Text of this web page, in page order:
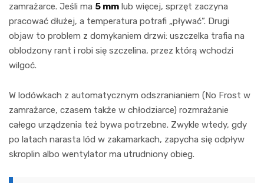
zamrażarce. Jeśli ma 5 mm lub więcej, sprzęt zaczyna
pracować dłużej, a temperatura potrafi „pływać”. Drugi
objaw to problem z domykaniem drzwi: uszczelka trafia na
oblodzony rant i robi się szczelina, przez którą wchodzi
wilgoć.
W lodówkach z automatycznym odszranianiem (No Frost w
zamrażarce, czasem także w chłodziarce) rozmrażanie
całego urządzenia też bywa potrzebne. Zwykle wtedy, gdy
po latach narasta lód w zakamarkach, zapycha się odpływ
skroplin albo wentylator ma utrudniony obieg.